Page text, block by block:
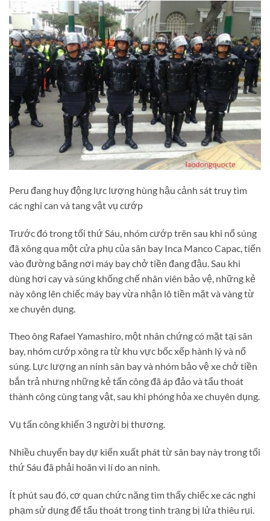
Peru đang huy động lực lượng hùng hậu cảnh sát truy tìm
các nghi can và tang vật vụ cướp
Trước đó trong tối thứ Sáu, nhóm cướp trên sau khi nổ súng
đã xông qua một cửa phụ của sân bay Inca Manco Capac, tiến
vào đường băng nơi máy bay chở tiền đang đậu. Sau khi
dùng hơi cay và súng khống chế nhân viên bảo vệ, những kẻ
này xông lên chiếc máy bay vừa nhận lô tiền mặt và vàng từ
xe chuyên dụng.
Theo ông Rafael Yamashiro, một nhân chứng có mặt tại sân
bay, nhóm cướp xông ra từ khu vực bốc xếp hành lý và nổ
súng. Lực lượng an ninh sân bay và nhóm bảo vệ xe chở tiền
bắn trả nhưng những kẻ tấn công đã áp đảo và tẩu thoát
thành công cùng tang vật, sau khi phóng hỏa xe chuyên dụng.
Vụ tấn công khiến 3 người bị thương.
Nhiều chuyến bay dự kiến xuất phát từ sân bay này trong tối
thứ Sáu đã phải hoãn vì lí do an ninh.
Ít phút sau đó, cơ quan chức năng tìm thấy chiếc xe các nghi
phạm sử dụng để tẩu thoát trong tình trạng bị lửa thiêu rụi.